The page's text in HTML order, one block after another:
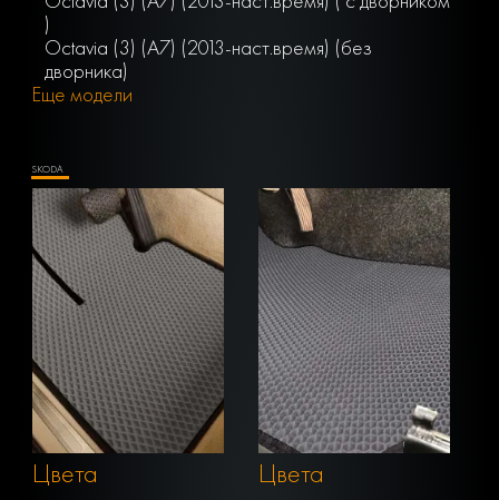
)
Octavia (3) (A7) (2013-наст.время) (без
дворника)
Еще модели
SKODA
Цвета
Цвета